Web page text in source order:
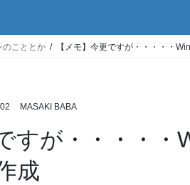
のこととか 【メモ】今更ですが・・・・・
MASAKI BABA
すが・・・・
成